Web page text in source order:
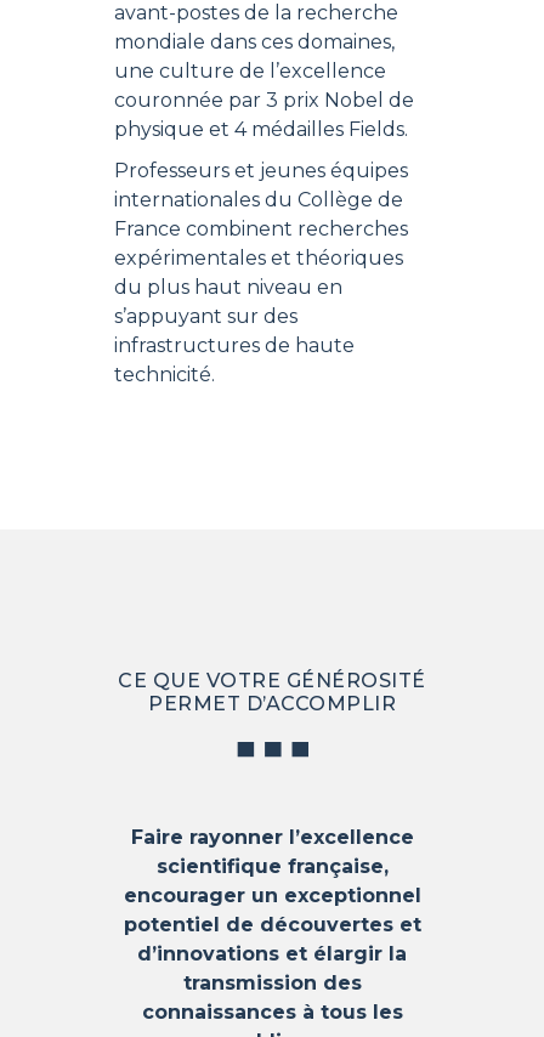
avant-postes de la recherche
mondiale dans ces domaines,
une culture de l’excellence
couronnée par 3 prix Nobel de
physique et 4 médailles Fields.
Professeurs et jeunes équipes
internationales du Collège de
France combinent recherches
expérimentales et théoriques
du plus haut niveau en
s’appuyant sur des
infrastructures de haute
technicité.
CE QUE VOTRE GÉNÉROSITÉ
PERMET D’ACCOMPLIR
Faire rayonner l’excellence
scientifique française,
encourager un exceptionnel
potentiel de découvertes et
d’innovations et élargir la
transmission des
connaissances à tous les